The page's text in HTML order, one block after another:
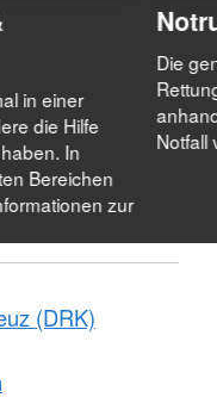
in einer
die Hilfe
In
Bereichen
zur
Die
Notfall
(DRK)